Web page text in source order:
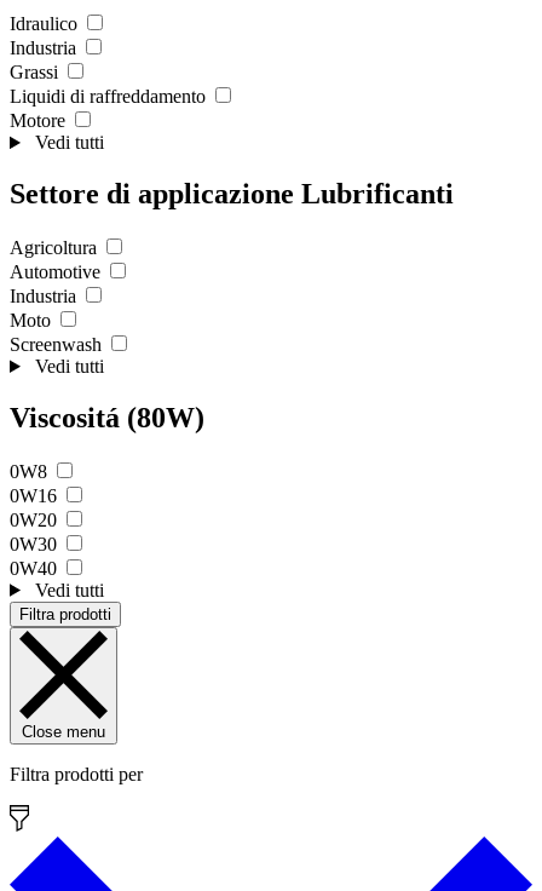
Idraulico
Industria
Grassi
Liquidi di raffreddamento
Motore
Vedi tutti
Settore di applicazione Lubrificanti
Agricoltura
Automotive
Industria
Moto
Screenwash
Vedi tutti
Viscositá (80W)
0W8
0W16
0W20
0W30
0W40
Vedi tutti
Filtra prodotti
Close menu
Filtra prodotti per